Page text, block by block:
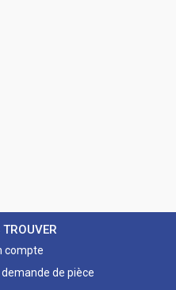
compte
de pièce